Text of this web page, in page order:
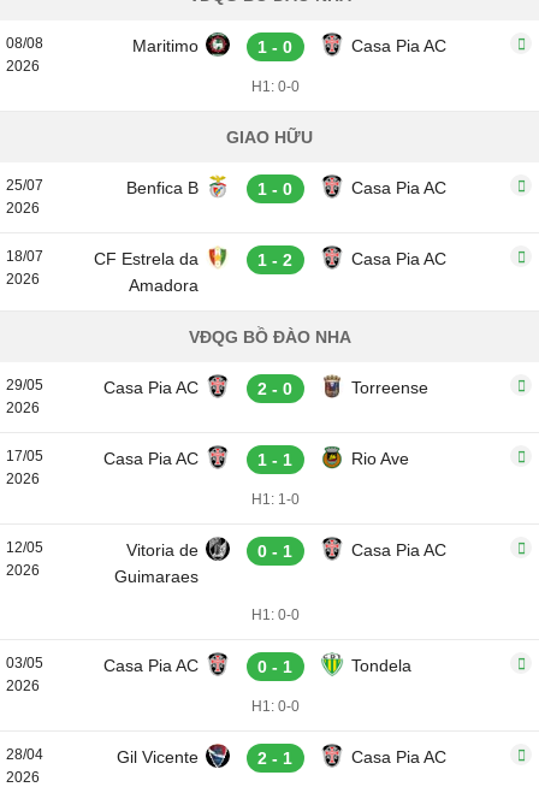
08/08
2026
Maritimo 1 - 0 Casa Pia AC
H1: 0-0
GIAO HỮU
25/07
2026
Benfica B 1 - 0 Casa Pia AC
18/07
2026
CF Estrela da
Amadora
1 - 2 Casa Pia AC
VĐQG BỒ ĐÀO NHA
29/05
2026
Casa Pia AC 2 - 0 Torreense
17/05
2026
Casa Pia AC 1 - 1 Rio Ave
H1: 1-0
12/05
2026
Vitoria de
Guimaraes
0 - 1 Casa Pia AC
H1: 0-0
03/05
2026
Casa Pia AC 0 - 1 Tondela
H1: 0-0
28/04
2026
Gil Vicente 2 - 1 Casa Pia AC